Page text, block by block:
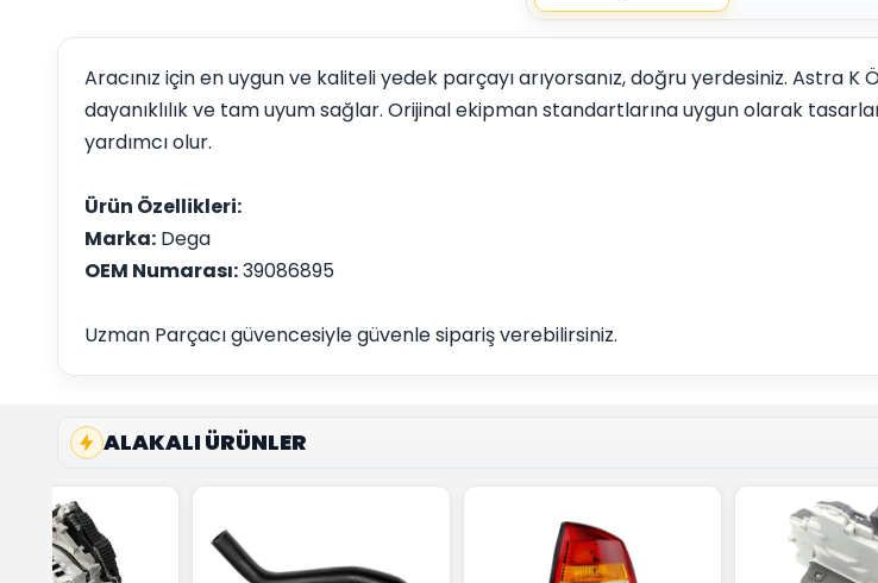
Aracınız için en uygun ve kaliteli yedek parçayı arıyorsanız, doğru yerdesiniz. Astra
dayanıklılık ve tam uyum sağlar. Orijinal ekipman standartlarına uygun olarak
yardımcı olur.
Ürün Özellikleri:
Marka: Dega
OEM Numarası:39086895
Uzman Parçacı güvencesiyle güvenle sipariş verebilirsiniz.
ALAKALI ÜRÜNLER